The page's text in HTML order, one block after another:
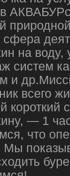
на воду,
систем
и
всего
короткий
— 1
что
Мы